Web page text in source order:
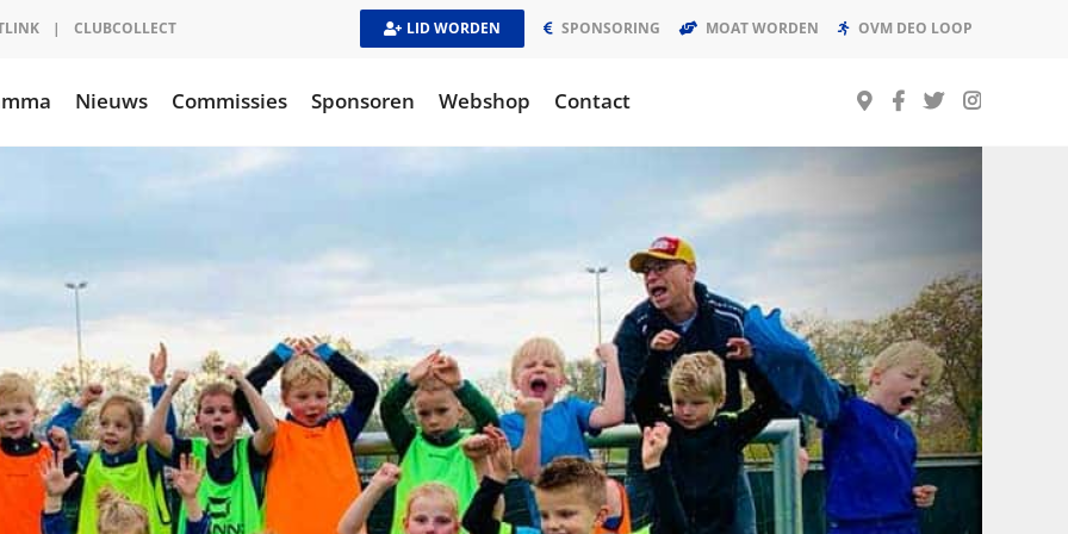
| CLUBCOLLECT LID WORDEN SPONSORING MOAT WORDEN OVM DEO LOOP
Nieuws Commissies Sponsoren Webshop Contact